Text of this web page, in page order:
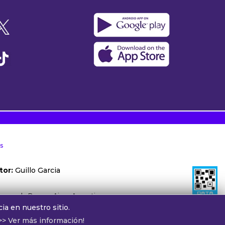
Guillo Garcia
de Buenos Aires, Argentina.
cv@alphamedia.com.ar
en nuestro sitio.
Ver más información!